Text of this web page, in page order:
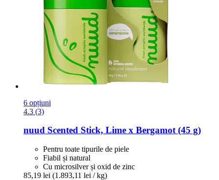
6 opțiuni
4.3 (3)
nuud Scented Stick, Lime x Bergamot (45 g)
Pentru toate tipurile de piele
Fiabil și natural
Cu microsilver și oxid de zinc
85,19 lei (1.893,11 lei / kg)